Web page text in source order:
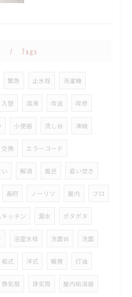
Tags
緊急 止水栓 洗濯機
入替 湯沸 改造 改修
小便器 流し台 凍結
交換 エラーコード
解消 風呂 追い焚き
長府 ノーリツ 屋内 フロ
ッチン 漏水 ポタポタ
浴室水栓 洗面台 洗面
和式 洋式 暖房 灯油
換気扇 排気筒 屋内給湯器